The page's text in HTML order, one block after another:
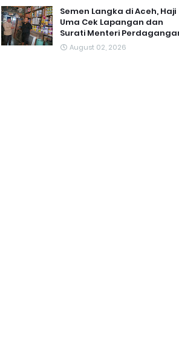
Semen Langka di Aceh, Haji
Uma Cek Lapangan dan
Surati Menteri
August 02, 2026